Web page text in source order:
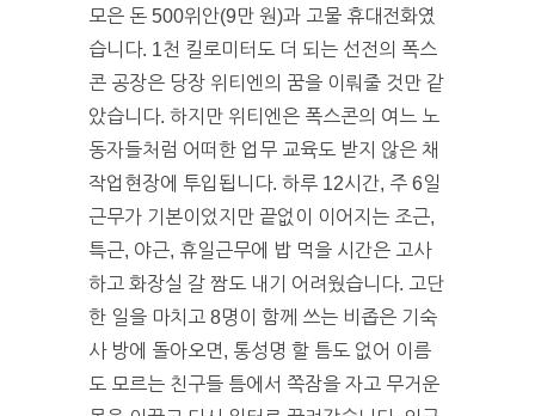
모은 돈 500위안(9만 원)과 고물 휴대전화였
습니다. 1천 킬로미터도 더 되는 선전의 폭스
콘 공장은 당장 위티엔의 꿈을 이뤄줄 것만 같
았습니다. 하지만 위티엔은 폭스콘의 여느 노
동자들처럼 어떠한 업무 교육도 받지 않은 채
작업현장에 투입됩니다. 하루 12시간, 주 6일
근무가 기본이었지만 끝없이 이어지는 조근,
특근, 야근, 휴일근무에 밥 먹을 시간은 고사
하고 화장실 갈 짬도 내기 어려웠습니다. 고단
한 일을 마치고 8명이 함께 쓰는 비좁은 기숙
사 방에 돌아오면, 통성명 할 틈도 없어 이름
도 모르는 친구들 틈에서 쪽잠을 자고 무거운